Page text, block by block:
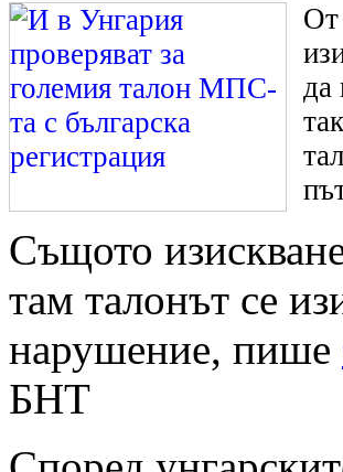
От
да
Същото
там талонът се
нарушение, пише
БНТ